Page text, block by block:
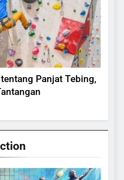
Panjat Tebing,
Benar Gajah Takut
Tikus